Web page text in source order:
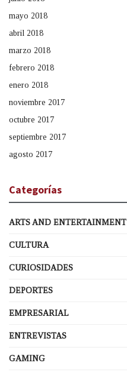
mayo 2018
abril 2018
marzo 2018
febrero 2018
enero 2018
noviembre 2017
octubre 2017
septiembre 2017
agosto 2017
Categorías
ARTS AND ENTERTAINMENT
CULTURA
CURIOSIDADES
DEPORTES
EMPRESARIAL
ENTREVISTAS
GAMING